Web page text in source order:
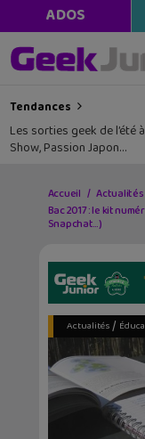
ADOS
Tendances
Les sorties geek de l’été
Show, Passion Japon…
Accueil
Actualités
Bac 2017 : le kit
Snapchat…)
Actualités/